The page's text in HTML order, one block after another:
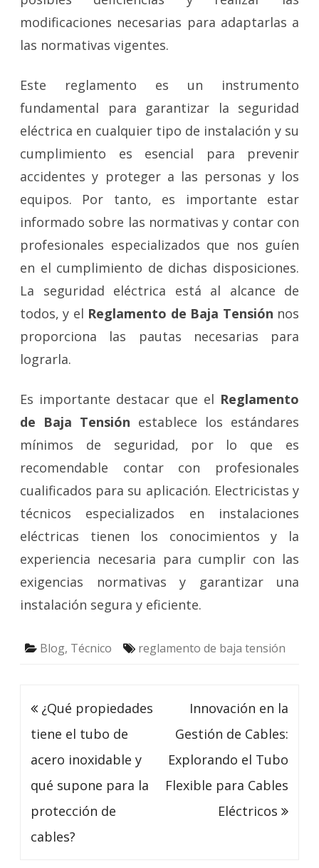
modificaciones necesarias para adaptarlas a
las normativas vigentes.
Este reglamento es un instrumento
fundamental para garantizar la seguridad
eléctrica en cualquier tipo de instalación y su
cumplimiento es esencial para prevenir
accidentes y proteger a las personas y los
equipos. Por tanto, es importante estar
informado sobre las normativas y contar con
profesionales especializados que nos guíen
en el cumplimiento de dichas disposiciones.
La seguridad eléctrica está al alcance de
todos, y el Reglamento de Baja Tensión nos
proporciona las pautas necesarias para
lograrla.
Es importante destacar que el Reglamento
de Baja Tensión establece los estándares
mínimos de seguridad, por lo que es
recomendable contar con profesionales
cualificados para su aplicación. Electricistas y
técnicos especializados en instalaciones
eléctricas tienen los conocimientos y la
experiencia necesaria para cumplir con las
exigencias normativas y garantizar una
instalación segura y eficiente.
Blog, Técnico reglamento de baja tensión
Navegación
de
entradas
¿Qué propiedades
tiene el tubo de
acero inoxidable y
qué supone para la
protección de
cables?
Innovación en la
Gestión de Cables:
Explorando el Tubo
Flexible para Cables
Eléctricos